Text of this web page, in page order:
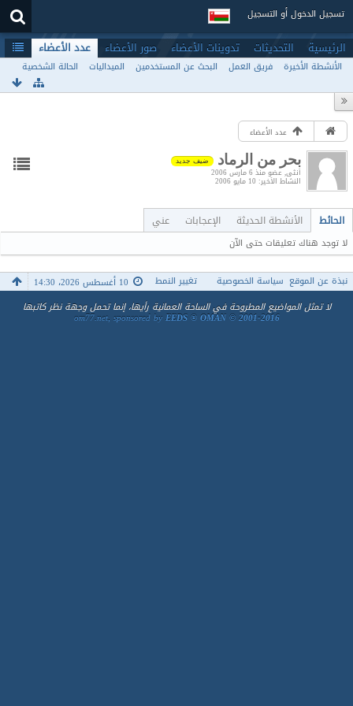
تسجيل الدخول أو التسجيل
الرئيسية التحديثات تدوينات الأعضاء صور الأعضاء عدد الأعضاء
الأنشطة الأخيرة فريق العمل البحث عن المستخدمين الميداليات الحالة الشخصية
عدد الأعضاء
بحر من الرماد ضيف جديد
أنثى عضو منذ 6 مارس 2006
النشاط الأخير 10 مايو 2006
الحائط الأنشطة الحديثة الإعجابات عني
لا توجد هناك تعليقات حتى الآن
نبذة عن الموقع سياسة الخصوصية 10 أغسطس 2026، 14:30
تغيير النمط
لا تمثل المواضيع المطروحة في الساحة العمانية رأيها، إنما تحمل وجهة نظر كاتبها
om77.net, sponsored byEEDS ® OMAN © 2001-2016